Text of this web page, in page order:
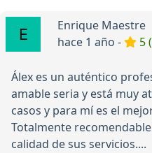
Enrique Maestre
hace 1 año -
5
Álex es un auténtico
amable seria y está muy
casos y para mí es el
Totalmente
calidad de sus servicios....